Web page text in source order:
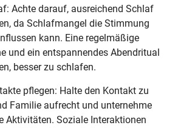
Achte darauf, ausreichend Schlaf
da Schlafmangel die Stimmung
kann. Eine regelmäßige
und ein entspannendes Abendritual
besser zu schlafen.
pflegen: Halte den Kontakt zu
Familie aufrecht und unternehme
Aktivitäten. Soziale Interaktionen